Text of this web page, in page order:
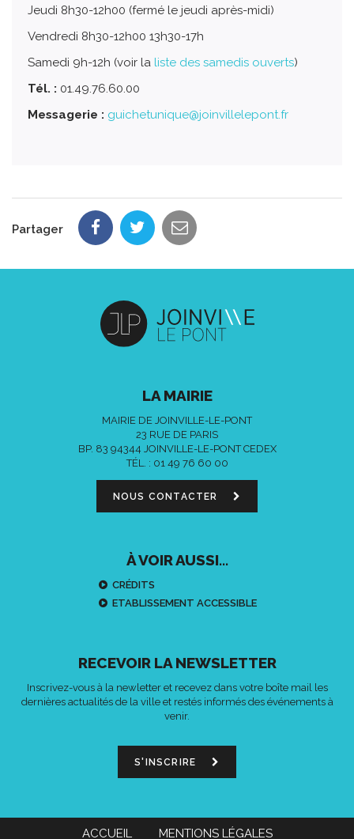
Jeudi 8h30-12h00 (fermé le jeudi après-midi)
Vendredi 8h30-12h00 13h30-17h
Samedi 9h-12h (voir la liste des samedis ouverts)
Tél. : 01.49.76.60.00
Messagerie : guichetunique@joinvillelepont.fr
Partager
LA MAIRIE
MAIRIE DE JOINVILLE-LE-PONT
23 RUE DE PARIS
BP. 83 94344 JOINVILLE-LE-PONT CEDEX
TÉL. : 01 49 76 60 00
NOUS CONTACTER
À VOIR AUSSI...
CRÉDITS
ETABLISSEMENT ACCESSIBLE
RECEVOIR LA NEWSLETTER
Inscrivez-vous à la newletter et recevez dans votre boîte mail les
dernières actualités de la ville et restés informés des événements à
venir.
S'INSCRIRE
ACCUEIL MENTIONS LÉGALES